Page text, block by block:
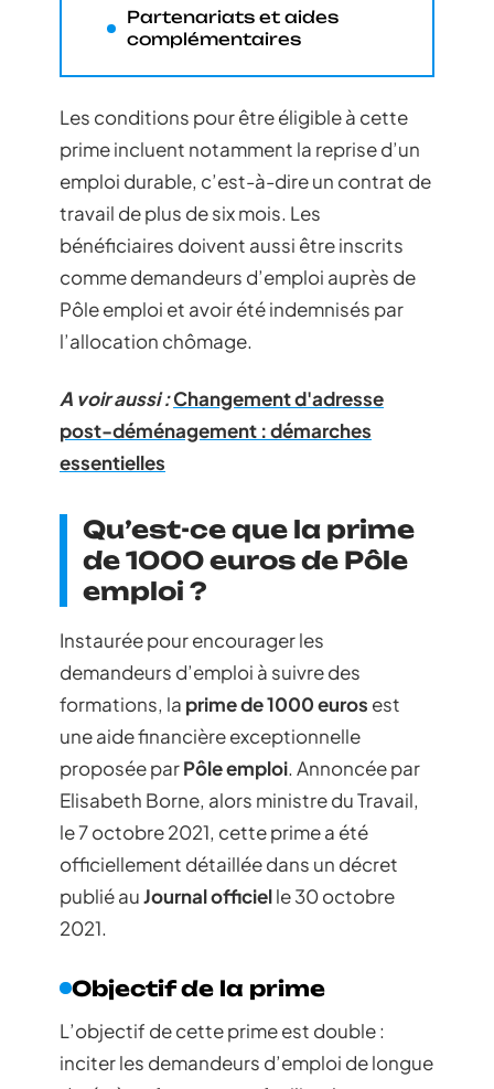
Partenariats et aides
complémentaires
Les conditions pour être éligible à cette
prime incluent notamment la reprise d’un
emploi durable, c’est-à-dire un contrat de
travail de plus de six mois. Les
bénéficiaires doivent aussi être inscrits
comme demandeurs d’emploi auprès de
Pôle emploi et avoir été indemnisés par
l’allocation chômage.
A voir aussi :Changement d'adresse
post-déménagement : démarches
essentielles
Qu’est-ce que la prime
de 1000 euros de Pôle
emploi ?
Instaurée pour encourager les
demandeurs d’emploi à suivre des
formations, la prime de 1000 euros est
une aide financière exceptionnelle
proposée parPôle emploi. Annoncée par
Elisabeth Borne, alors ministre du Travail,
le 7 octobre 2021, cette prime a été
officiellement détaillée dans un décret
publié auJournal officielle 30 octobre
2021.
Objectif de la prime
L’objectif de cette prime est double :
inciter les demandeurs d’emploi de longue